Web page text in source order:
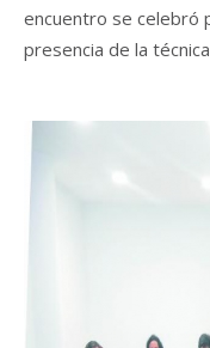
encuentro se celebró
presencia de la